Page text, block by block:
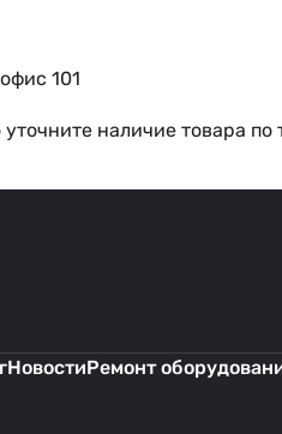
101
наличие товара по
НовостиРемонт